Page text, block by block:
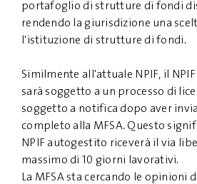
portafoglio di strutture di fondi
rendendo la giurisdizione una
l'istituzione di strutture di fondi.
Similmente all'attuale NPIF, il
sarà soggetto a un processo di
soggetto a notifica dopo aver
completo alla MFSA. Questo
NPIF autogestito riceverà il via
massimo di 10 giorni lavorativi.
La MFSA sta cercando le opinioni